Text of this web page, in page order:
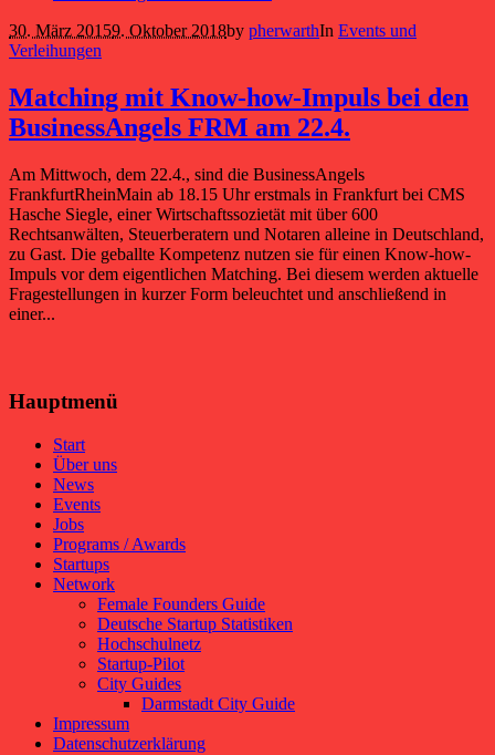
30. März 20159. Oktober 2018by pherwarthIn Events und
Verleihungen
Matching mit Know-how-Impuls bei den
BusinessAngels FRM am 22.4.
Am Mittwoch, dem 22.4., sind die BusinessAngels
FrankfurtRheinMain ab 18.15 Uhr erstmals in Frankfurt bei CMS
Hasche Siegle, einer Wirtschaftssozietät mit über 600
Rechtsanwälten, Steuerberatern und Notaren alleine in Deutschland,
zu Gast. Die geballte Kompetenz nutzen sie für einen Know-how-
Impuls vor dem eigentlichen Matching. Bei diesem werden aktuelle
Fragestellungen in kurzer Form beleuchtet und anschließend in
einer...
Hauptmenü
Start
Über uns
News
Events
Jobs
Programs / Awards
Startups
Network
Female Founders Guide
Deutsche Startup Statistiken
Hochschulnetz
Startup-Pilot
City Guides
Darmstadt City Guide
Impressum
Datenschutzerklärung